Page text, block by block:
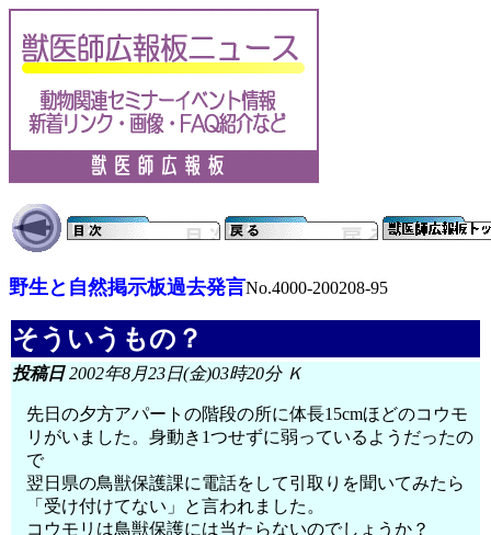
野生と自然掲示板過去発言No.4000-200208-95
そういうもの？
投稿日2002年8月23日(金)03時20分 Ｋ
先日の夕方アパートの階段の所に体長15cmほどのコウモ
リがいました。身動き1つせずに弱っているようだったの
で
翌日県の鳥獣保護課に電話をして引取りを聞いてみたら
「受け付けてない」と言われました。
コウモリは鳥獣保護には当たらないのでしょうか？